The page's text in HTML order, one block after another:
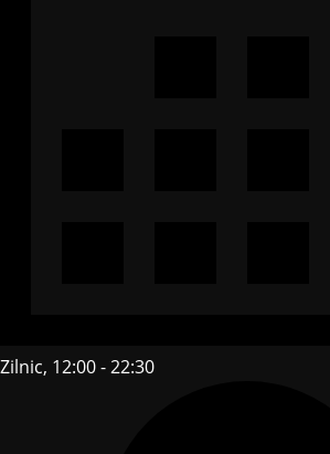
Zilnic, 12:00 - 22:30